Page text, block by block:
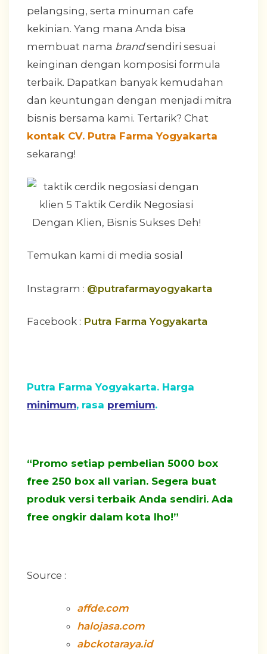
pelangsing, serta minuman cafe
kekinian. Yang mana Anda bisa
membuat nama brandsendiri sesuai
keinginan dengan komposisi formula
terbaik. Dapatkan banyak kemudahan
dan keuntungan dengan menjadi mitra
bisnis bersama kami. Tertarik? Chat
kontak CV. Putra Farma Yogyakarta
sekarang!
Temukan kami di media sosial
Instagram : @putrafarmayogyakarta
Facebook : Putra Farma Yogyakarta
Putra Farma Yogyakarta. Harga
minimum, rasa premium.
“Promo setiap pembelian 5000 box
free 250 box all varian. Segera buat
produk versi terbaik Anda sendiri. Ada
free ongkir dalam kota lho!”
Source :
affde.com
halojasa.com
abckotaraya.id